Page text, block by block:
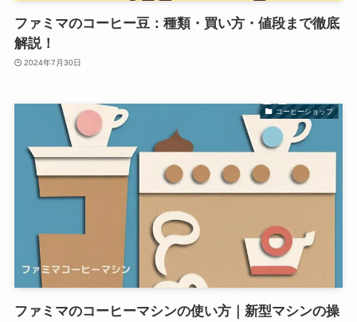
ファミマのコーヒー豆：種類・買い方・値段まで徹底
解説！
2024年7月30日
コーヒーショップ
ファミマのコーヒーマシンの使い方｜新型マシンの操